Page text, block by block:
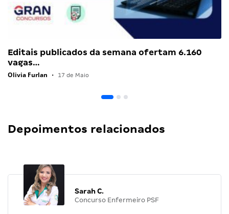
Editais publicados da semana ofertam 6.160
vagas…
Olivia Furlan • 17 de Maio
Depoimentos relacionados
Sarah C.
Concurso Enfermeiro PSF